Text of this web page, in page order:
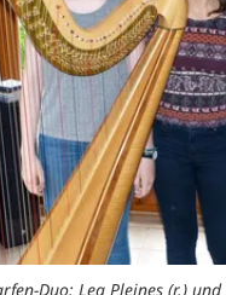
Duo: Lea Pleines (r.)